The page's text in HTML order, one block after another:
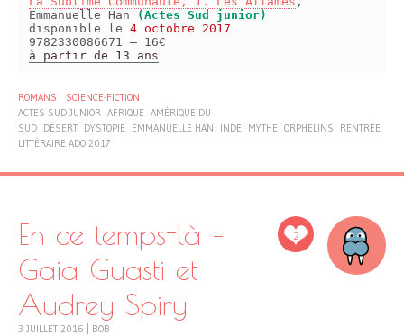
Emmanuelle Han
(Actes Sud junior)
disponible le 4 octobre 2017
9782330086671 – 16€
à partir de 13 ans
ROMANS
SCIENCE-FICTION
ACTES SUD JUNIOR AFRIQUE AMÉRIQUE DU
SUD DÉSERT DYSTOPIE EMMANUELLE HAN INDE MYTHE ORPHELINS
RENTRÉE
LITTÉRAIRE ADO 2017
2
En ce temps-là –
Gaia Guasti et
Audrey Spiry
3 JUILLET 2016 BOB